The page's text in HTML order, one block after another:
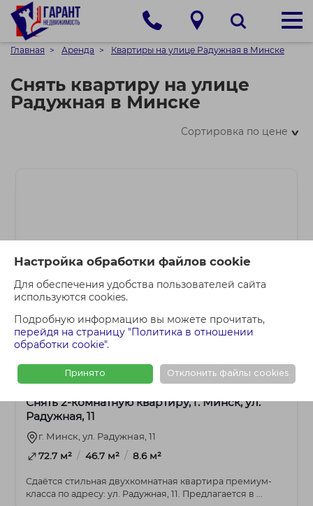
Настройка обработки файлов cookie
Для обеспечения удобства пользователей сайта
используются cookies.
Подробную информацию вы можете прочитать,
перейдя на страницу "Политика в отношении
обработки cookie".
Принято Отклонить файлы cookies
Главная Аренда Квартиры на улице Радужная в Минске
Снять квартиру на улице
Радужная в Минске
Сортировка по цене>
2-комнатная 2 000 BYN
Снять 2-комнатную квартиру, г. Минск, ул.
Радужная, 11
г. Минск, ул. Радужная, 11
72.7 м² / 46.7 м² / 8.6 м²
Сдаётся стильная двухкомнатная квартира премиум-
класса по адресу: ул. Радужная, 11. Предлагается в ...